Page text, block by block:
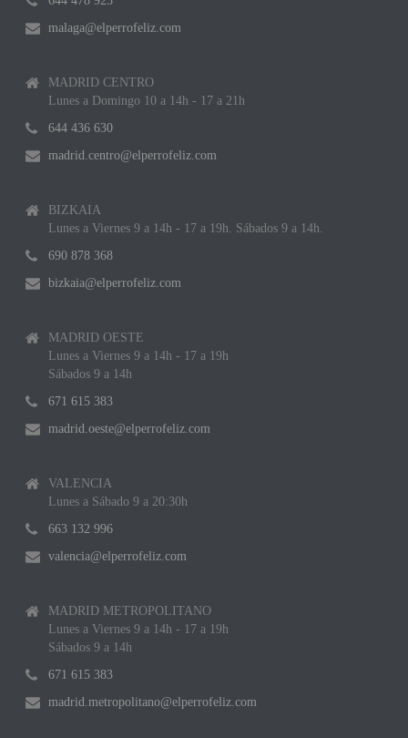
malaga@elperrofeliz.com
MADRID CENTRO
Lunes a Domingo 10 a 14h - 17 a 21h
644 436 630
madrid.centro@elperrofeliz.com
BIZKAIA
Lunes a Viernes 9 a 14h - 17 a 19h. Sábados 9 a 14h.
690 878 368
bizkaia@elperrofeliz.com
MADRID OESTE
Lunes a Viernes 9 a 14h - 17 a 19h
Sábados 9 a 14h
671 615 383
madrid.oeste@elperrofeliz.com
VALENCIA
Lunes a Sábado 9 a 20:30h
663 132 996
valencia@elperrofeliz.com
MADRID METROPOLITANO
Lunes a Viernes 9 a 14h - 17 a 19h
Sábados 9 a 14h
671 615 383
madrid.metropolitano@elperrofeliz.com